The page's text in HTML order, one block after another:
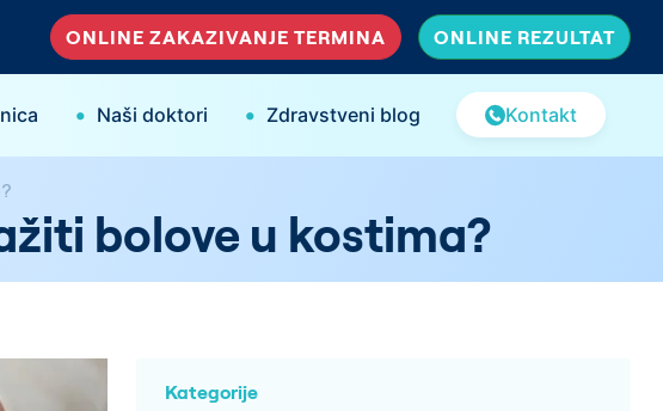
ONLINE ZAKAZIVANJE TERMINA ONLINE REZULTAT
• Naši doktori • Zdravstveni blog Kontakt
bolove u kostima?
Kategorije